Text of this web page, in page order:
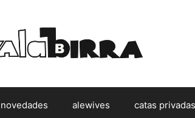
novedades alewives catas privadas